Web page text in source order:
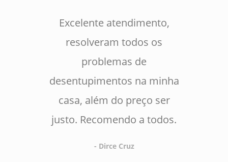
Excelente atendimento,
resolveram todos os
problemas de
desentupimentos na minha
casa, além do preço ser
justo. Recomendo a todos.
- Dirce Cruz